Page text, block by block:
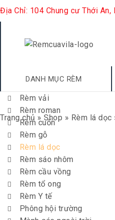
Địa Chỉ: 104 Chung cư Thới An,
DANH MỤC RÈM
Rèm vải
Rèm roman
Rèm cuốn
Rèm gỗ
Rèm lá dọc
Rèm sáo nhôm
Rèm cầu vồng
Rèm tổ ong
Rèm Y tế
Phông hội trường
Trang chủ » Shop » Rèm lá dọc